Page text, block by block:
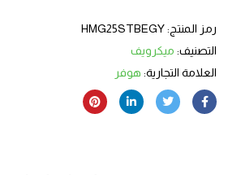
رمز المنتج:HMG25STBEGY
التصنيف: ميكرويف
العلامة التجارية: هوفر